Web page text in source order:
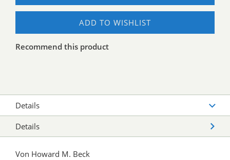
ADD TO WISHLIST
Recommend this product
Details
Details
Von Howard M. Beck